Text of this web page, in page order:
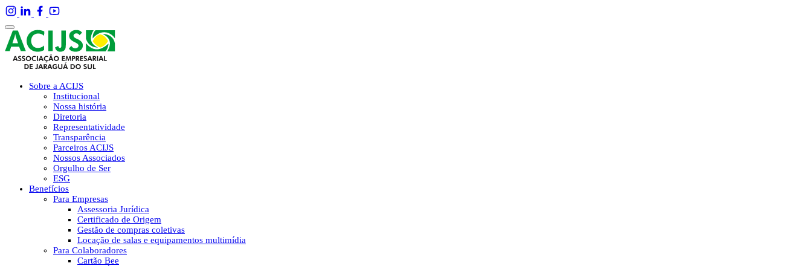
Sobre a ACIJS
Institucional
Nossa história
Diretoria
Representatividade
Transparência
Parceiros ACIJS
Nossos Associados
Orgulho de Ser
ESG
Benefícios
Para Empresas
Assessoria Jurídica
Certificado de Origem
Gestão de compras coletivas
Locação de salas e equipamentos multimídia
Para Colaboradores
Cartão Bee